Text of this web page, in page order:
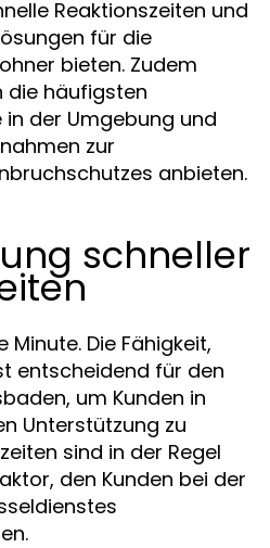
Reaktionszeiten und
für die
bieten. Zudem
die häufigsten
der Umgebung und
zur
anbieten.
schneller
Die Fähigkeit,
entscheidend für den
um Kunden in
Unterstützung zu
sind in der Regel
den Kunden bei der